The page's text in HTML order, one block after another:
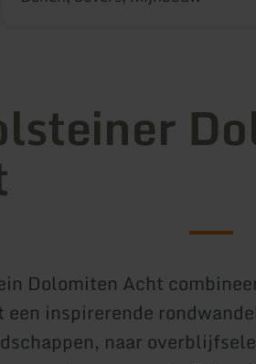
Dolomiten Acht
een inspirerende
naar